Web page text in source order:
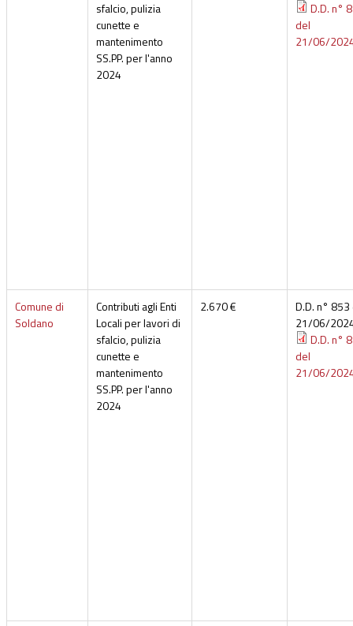
sfalcio, pulizia
cunette e
mantenimento
SS.PP. per l'anno
2024
D.D. n°
del
21/06/
Comune di
Soldano
Contributi agli Enti
Locali per lavori di
sfalcio, pulizia
cunette e
mantenimento
SS.PP. per l'anno
2024
2.670 €
D.D. n°
21/06/
D.D. n°
del
21/06/